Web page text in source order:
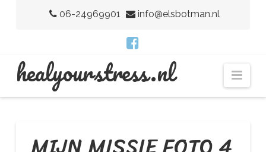
06-24969901 info@elsbotman.nl
H
E
healyourstress.nl